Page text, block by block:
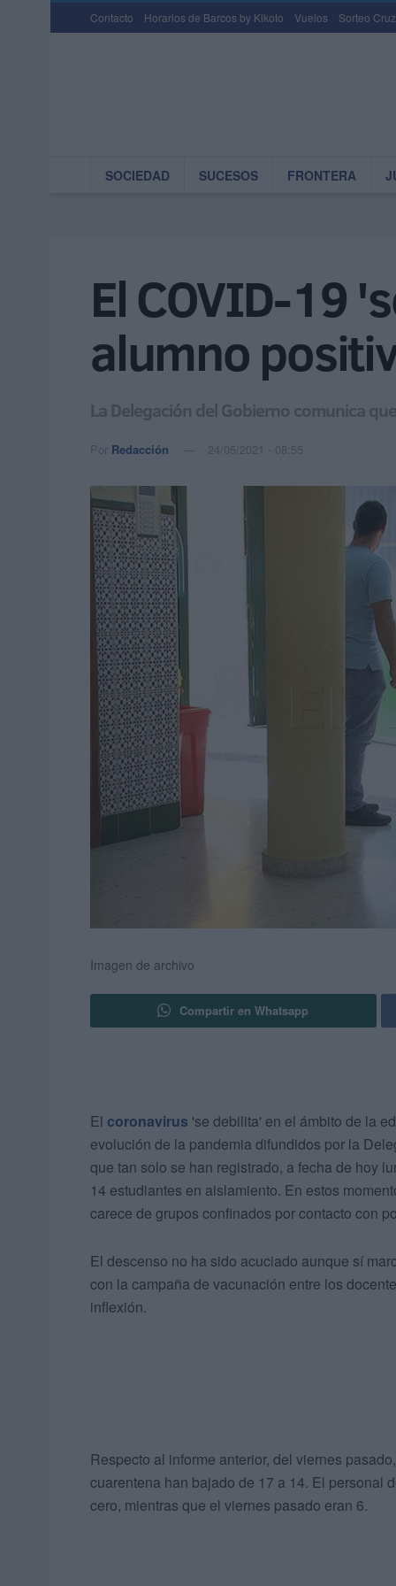
Contacto Horarios de Barcos by Kikoto Vuelos Sorteo
SOCIEDAD SUCESOS FRONTERA
El COVID-19
alumno
La Delegación del Gobierno comunica
Por Redacción 24/05/2021 - 08:55
Imagen de archivo
Compartir en Whatsapp
El coronavirus 'se debilita' en el ámbito de la
evolución de la pandemia difundidos por la
que tan solo se han registrado, a fecha de hoy
14 estudiantes en aislamiento. En estos
carece de grupos confinados por contacto con
El descenso no ha sido acuciado aunque sí
con la campaña de vacunación entre los
inflexión.
Respecto al informe anterior, del viernes
cuarentena han bajado de 17 a 14. El personal
cero, mientras que el viernes pasado eran 6.